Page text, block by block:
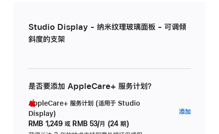
Studio Display - 纳米纹理玻璃面板 - 可调倾
斜度的支架
是否要添加 AppleCare+ 服务计划？
AppleCare+ 服务计划 (适用于 Studio
Display)
RMB 1,249 或 RMB 53/月 (24 期)
添加